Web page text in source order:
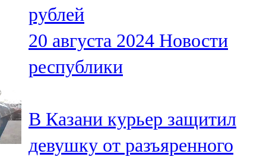
рублей
20 августа 2024 Новости
республики
В Казани курьер защитил
девушку от разъяренного